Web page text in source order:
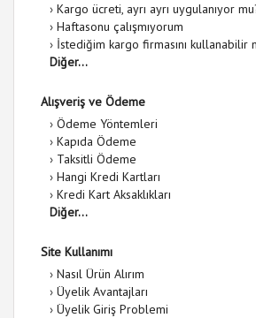
› Kargo ücreti, ayrı ayrı uygulanıyor
› Haftasonu çalışmıyorum
› İstediğim kargo firmasını kullanabilir
Diğer...
Alışveriş ve Ödeme
› Ödeme Yöntemleri
› Kapıda Ödeme
› Taksitli Ödeme
› Hangi Kredi Kartları
› Kredi Kart Aksaklıkları
Diğer...
Site Kullanımı
› Nasıl Ürün Alırım
› Üyelik Avantajları
› Üyelik Giriş Problemi